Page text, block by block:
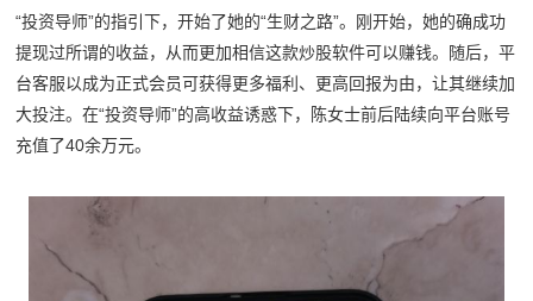
“投资导师”的指引下，开始了她的“生财之路”。刚开始，她的确成功
提现过所谓的收益，从而更加相信这款炒股软件可以赚钱。随后，平
台客服以成为正式会员可获得更多福利、更高回报为由，让其继续加
大投注。在“投资导师”的高收益诱惑下，陈女士前后陆续向平台账号
充值了40余万元。